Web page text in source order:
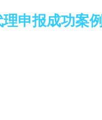
理申报成功案例